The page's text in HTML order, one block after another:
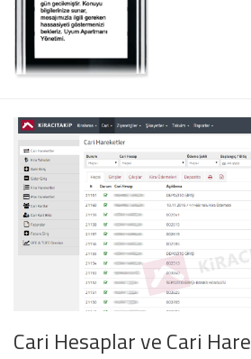
Cari Hesaplar ve Cari